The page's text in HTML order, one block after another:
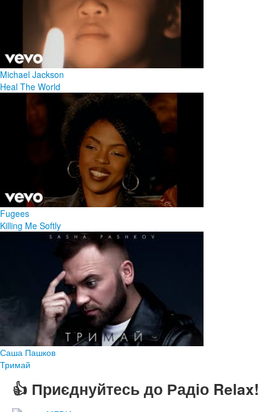
Michael Jackson
Heal The World
Fugees
Killing Me Softly
Саша Пашков
Тримай
👍 Приєднуйтесь до Радіо Relax!